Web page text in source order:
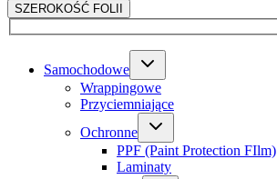
SZEROKOŚĆ FOLII
Samochodowe
Wrappingowe
Przyciemniające
Ochronne
PPF (Paint Protection FIlm)
Laminaty